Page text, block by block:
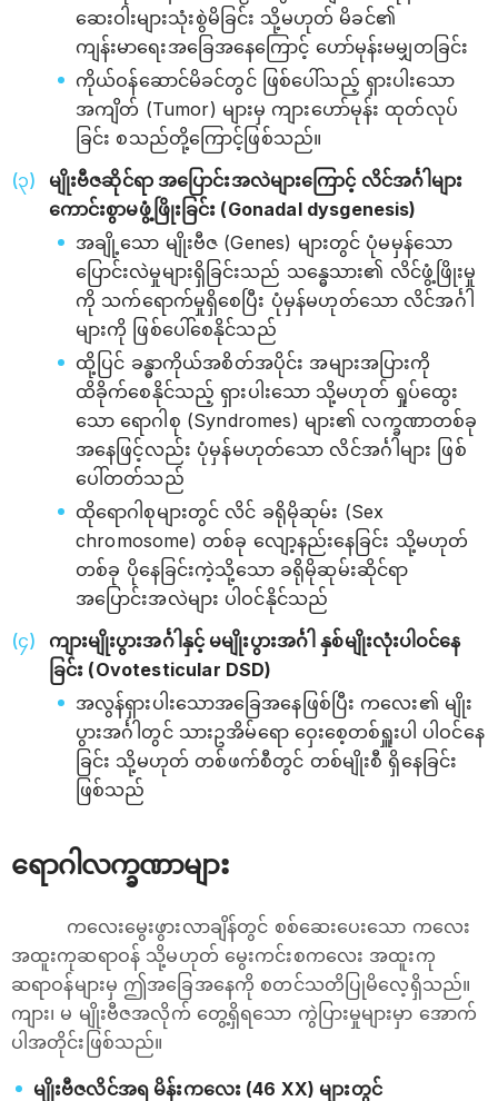
ဆေးဝါးများသုံးစွဲမိခြင်း သို့မဟုတ် မိခင်၏
ကျန်းမာရေးအခြေအနေကြောင့် ဟော်မုန်းမမျှတခြင်း
ကိုယ်ဝန်ဆောင်မိခင်တွင် ဖြစ်‌ပေါ်သည့် ရှားပါးသော
အကျိတ် (Tumor) များမှ ကျားဟော်မုန်း ထုတ်လုပ်
ခြင်း စသည်တို့ကြောင့်ဖြစ်သည်။
မျိုးဗီဇဆိုင်ရာ အပြောင်းအလဲများကြောင့် လိင်အင်္ဂါများ
ကောင်းစွာမဖွံ့ဖြိုးခြင်း (Gonadal dysgenesis)
အချို့သော မျိုးဗီဇ (Genes) များတွင် ပုံမမှန်သော
ပြောင်းလဲမှုများရှိခြင်းသည် သန္ဓေသား၏ လိင်ဖွံ့ဖြိုးမှု
ကို သက်ရောက်မှုရှိစေပြီး ပုံမှန်မဟုတ်သော လိင်အင်္ဂါ
များကို ဖြစ်ပေါ်စေနိုင်သည်
ထို့ပြင် ခန္ဓာကိုယ်အစိတ်အပိုင်း အများအပြားကို
ထိခိုက်စေနိုင်သည့် ရှားပါးသော သို့မဟုတ် ရှုပ်ထွေး
သော ရောဂါစု (Syndromes) များ၏ လက္ခဏာတစ်ခု
အနေဖြင့်လည်း ပုံမှန်မဟုတ်သော လိင်အင်္ဂါများ ဖြစ်
ပေါ်တတ်သည်
ထိုရောဂါစုများတွင် လိင် ခရိုမိုဆုမ်း (Sex
chromosome) တစ်ခု လျော့နည်းနေခြင်း သို့မဟုတ်
တစ်ခု ပိုနေခြင်းကဲ့သို့သော ခရိုမိုဆုမ်းဆိုင်ရာ
အပြောင်းအလဲများ ပါဝင်နိုင်သည်
ကျားမျိုးပွားအင်္ဂါနှင့် မမျိုးပွားအင်္ဂါ နှစ်မျိုးလုံးပါဝင်နေ
ခြင်း (Ovotesticular DSD)
အလွန်ရှားပါးသောအခြေအနေဖြစ်ပြီး ကလေး၏ မျိုး
ပွားအင်္ဂါတွင် သားဥအိမ်ရော ဝှေးစေ့တစ်ရှူးပါ ပါဝင်နေ
ခြင်း သို့မဟုတ် တစ်ဖက်စီတွင် တစ်မျိုးစီ ရှိနေခြင်း
ဖြစ်သည်
ရောဂါလက္ခဏာများ
ကလေးမွေးဖွားလာချိန်တွင် စစ်ဆေးပေးသော ကလေး
အထူးကုဆရာဝန် သို့မဟုတ် မွေးကင်းစကလေး အထူးကု
ဆရာဝန်များမှ ဤအခြေအနေကို စတင်သတိပြုမိလေ့ရှိသည်။
ကျား၊ မ မျိုးဗီဇအလိုက် တွေ့ရှိရသော ကွဲပြားမှုများမှာ အောက်
ပါအတိုင်းဖြစ်သည်။
မျိုးဗီဇလိင်အရ မိန်းကလေး (46 XX) များတွင်